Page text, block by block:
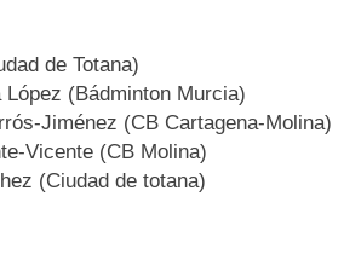
de Totana)
López (Bádminton Murcia)
Jiménez (CB Cartagena-Molina)
Vicente (CB Molina)
(Ciudad de totana)